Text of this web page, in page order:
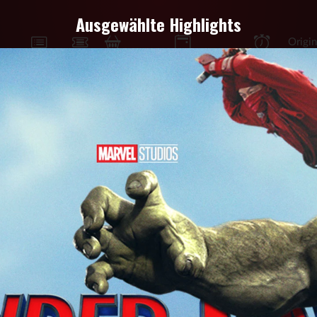
VeranstaltungskalenderDemnächst
Morgen
Ausgewählte Highlights